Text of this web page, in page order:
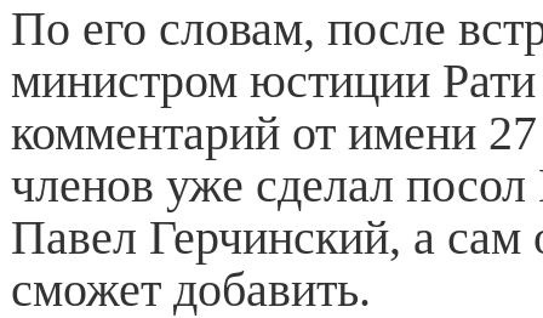
По его словам, после
министром юстиции Рати
комментарий от имени 27
членов уже сделал
Павел Герчинский, а сам
сможет добавить.